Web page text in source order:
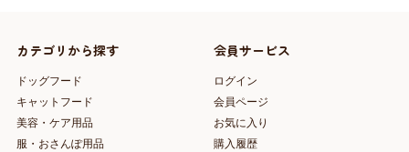
カテゴリから探す
ドッグフード
キャットフード
美容・ケア用品
服・おさんぽ用品
会員サービス
ログイン
会員ページ
お気に入り
購入履歴